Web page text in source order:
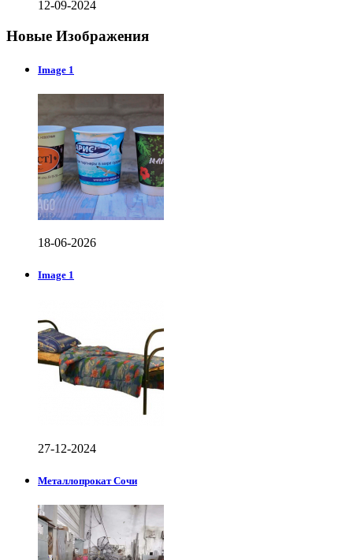
12-09-2024
Новые Изображения
Image 1
18-06-2026
Image 1
27-12-2024
Металлопрокат Сочи